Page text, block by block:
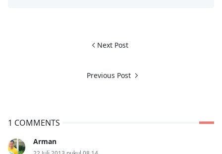
Next Post
Previous Post
1 COMMENTS
Arman